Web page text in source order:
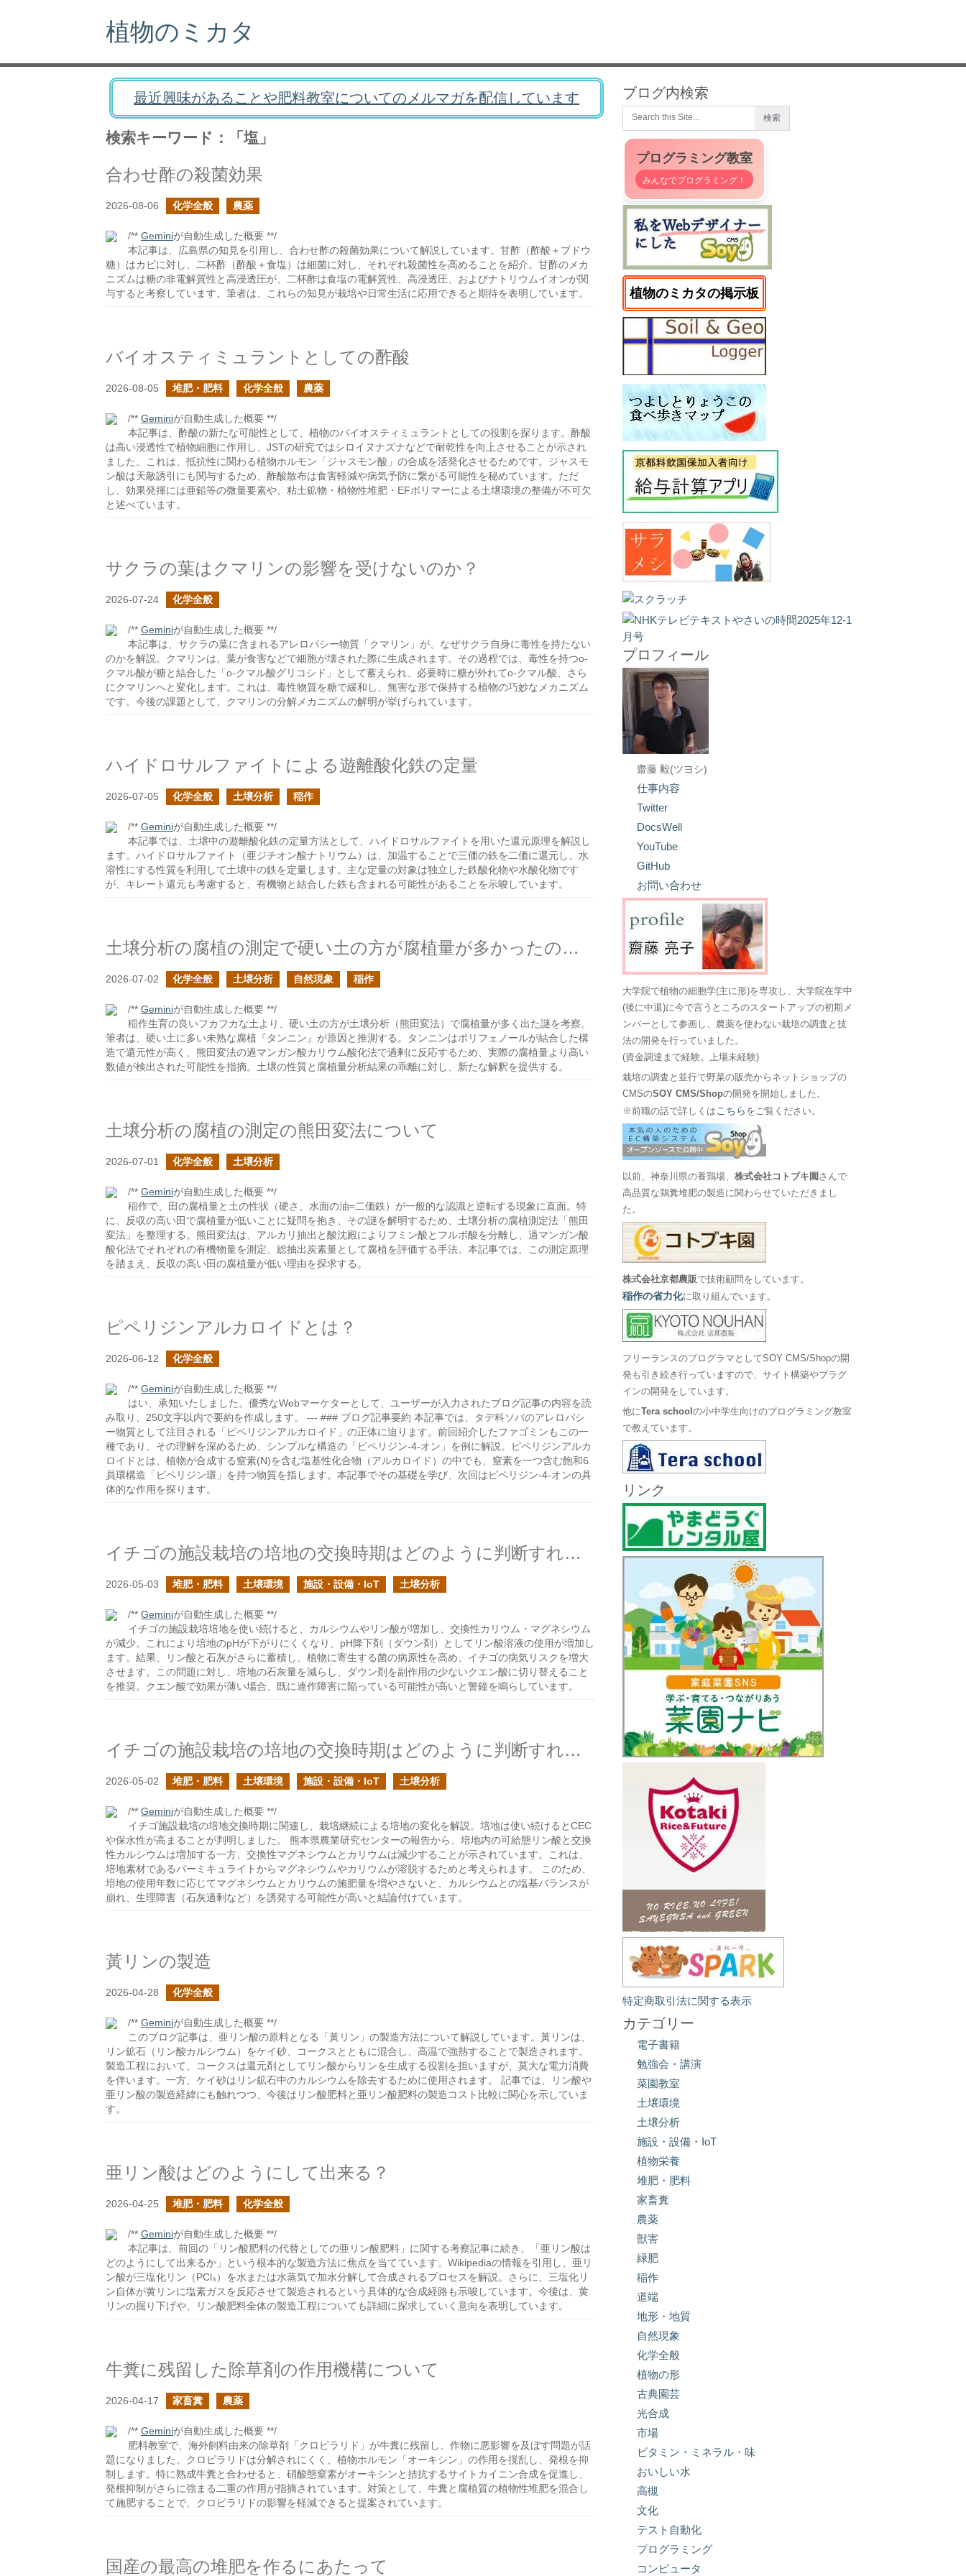
植物のミカタ
最近興味があることや肥料教室についてのメルマガを配信しています
検索キーワード：「塩」
合わせ酢の殺菌効果
2026-08-06 化学全般 農薬
/** Geminiが自動生成した概要 **/
本記事は、広島県の知見を引用し、合わせ酢の殺菌効果について解説しています。甘酢（酢酸＋ブドウ
糖）はカビに対し、二杯酢（酢酸＋食塩）は細菌に対し、それぞれ殺菌性を高めることを紹介。甘酢のメカ
ニズムは糖の非電解質性と高浸透圧が、二杯酢は食塩の電解質性、高浸透圧、およびナトリウムイオンが関
与すると考察しています。筆者は、これらの知見が栽培や日常生活に応用できると期待を表明しています。
バイオスティミュラントとしての酢酸
2026-08-05 堆肥・肥料 化学全般 農薬
/** Geminiが自動生成した概要 **/
本記事は、酢酸の新たな可能性として、植物のバイオスティミュラントとしての役割を探ります。酢酸
は高い浸透性で植物細胞に作用し、JSTの研究ではシロイヌナズナなどで耐乾性を向上させることが示され
ました。これは、抵抗性に関わる植物ホルモン「ジャスモン酸」の合成を活発化させるためです。ジャスモ
ン酸は天敵誘引にも関与するため、酢酸散布は食害軽減や病気予防に繋がる可能性を秘めています。ただ
し、効果発揮には亜鉛等の微量要素や、粘土鉱物・植物性堆肥・EFポリマーによる土壌環境の整備が不可欠
と述べています。
サクラの葉はクマリンの影響を受けないのか？
2026-07-24 化学全般
/** Geminiが自動生成した概要 **/
本記事は、サクラの葉に含まれるアレロパシー物質「クマリン」が、なぜサクラ自身に毒性を持たない
のかを解説。クマリンは、葉が食害などで細胞が壊された際に生成されます。その過程では、毒性を持つo-
クマル酸が糖と結合した「o-クマル酸グリコシド」として蓄えられ、必要時に糖が外れてo-クマル酸、さら
にクマリンへと変化します。これは、毒性物質を糖で緩和し、無害な形で保持する植物の巧妙なメカニズム
です。今後の課題として、クマリンの分解メカニズムの解明が挙げられています。
ハイドロサルファイトによる遊離酸化鉄の定量
2026-07-05 化学全般 土壌分析 稲作
/** Geminiが自動生成した概要 **/
本記事では、土壌中の遊離酸化鉄の定量方法として、ハイドロサルファイトを用いた還元原理を解説し
ます。ハイドロサルファイト（亜ジチオン酸ナトリウム）は、加温することで三価の鉄を二価に還元し、水
溶性にする性質を利用して土壌中の鉄を定量します。主な定量の対象は独立した鉄酸化物や水酸化物です
が、キレート還元も考慮すると、有機物と結合した鉄も含まれる可能性があることを示唆しています。
土壌分析の腐植の測定で硬い土の方が腐植量が多かったのは何故だろう？
2026-07-02 化学全般 土壌分析 自然現象 稲作
/** Geminiが自動生成した概要 **/
稲作生育の良いフカフカな土より、硬い土の方が土壌分析（熊田変法）で腐植量が多く出た謎を考察。
筆者は、硬い土に多い未熟な腐植『タンニン』が原因と推測する。タンニンはポリフェノールが結合した構
造で還元性が高く、熊田変法の過マンガン酸カリウム酸化法で過剰に反応するため、実際の腐植量より高い
数値が検出された可能性を指摘。土壌の性質と腐植量分析結果の乖離に対し、新たな解釈を提供する。
土壌分析の腐植の測定の熊田変法について
2026-07-01 化学全般 土壌分析
/** Geminiが自動生成した概要 **/
稲作で、田の腐植量と土の性状（硬さ、水面の油=二価鉄）が一般的な認識と逆転する現象に直面。特
に、反収の高い田で腐植量が低いことに疑問を抱き、その謎を解明するため、土壌分析の腐植測定法「熊田
変法」を整理する。熊田変法は、アルカリ抽出と酸沈殿によりフミン酸とフルボ酸を分離し、過マンガン酸
酸化法でそれぞれの有機物量を測定、総抽出炭素量として腐植を評価する手法。本記事では、この測定原理
を踏まえ、反収の高い田の腐植量が低い理由を探求する。
ピペリジンアルカロイドとは？
2026-06-12 化学全般
/** Geminiが自動生成した概要 **/
はい、承知いたしました。優秀なWebマーケターとして、ユーザーが入力されたブログ記事の内容を読
み取り、250文字以内で要約を作成します。 --- ### ブログ記事要約 本記事では、タデ科ソバのアレロパシ
ー物質として注目される「ピペリジンアルカロイド」の正体に迫ります。前回紹介したファゴミンもこの一
種であり、その理解を深めるため、シンプルな構造の「ピペリジン-4-オン」を例に解説。ピペリジンアルカ
ロイドとは、植物が合成する窒素(N)を含む塩基性化合物（アルカロイド）の中でも、窒素を一つ含む飽和6
員環構造「ピペリジン環」を持つ物質を指します。本記事でその基礎を学び、次回はピペリジン-4-オンの具
体的な作用を探ります。
イチゴの施設栽培の培地の交換時期はどのように判断すれば良い？の続きの続き
2026-05-03 堆肥・肥料 土壌環境 施設・設備・IoT 土壌分析
/** Geminiが自動生成した概要 **/
イチゴの施設栽培培地を使い続けると、カルシウムやリン酸が増加し、交換性カリウム・マグネシウム
が減少。これにより培地のpHが下がりにくくなり、pH降下剤（ダウン剤）としてリン酸溶液の使用が増加し
ます。結果、リン酸と石灰がさらに蓄積し、植物に寄生する菌の病原性を高め、イチゴの病気リスクを増大
させます。この問題に対し、培地の石灰量を減らし、ダウン剤を副作用の少ないクエン酸に切り替えること
を推奨。クエン酸で効果が薄い場合、既に連作障害に陥っている可能性が高いと警鐘を鳴らしています。
イチゴの施設栽培の培地の交換時期はどのように判断すれば良い？の続き
2026-05-02 堆肥・肥料 土壌環境 施設・設備・IoT 土壌分析
/** Geminiが自動生成した概要 **/
イチゴ施設栽培の培地交換時期に関連し、栽培継続による培地の変化を解説。培地は使い続けるとCEC
や保水性が高まることが判明しました。 熊本県農業研究センターの報告から、培地内の可給態リン酸と交換
性カルシウムは増加する一方、交換性マグネシウムとカリウムは減少することが示されています。これは、
培地素材であるバーミキュライトからマグネシウムやカリウムが溶脱するためと考えられます。 このため、
培地の使用年数に応じてマグネシウムとカリウムの施肥量を増やさないと、カルシウムとの塩基バランスが
崩れ、生理障害（石灰過剰など）を誘発する可能性が高いと結論付けています。
黃リンの製造
2026-04-28 化学全般
/** Geminiが自動生成した概要 **/
このブログ記事は、亜リン酸の原料となる「黃リン」の製造方法について解説しています。黃リンは、
リン鉱石（リン酸カルシウム）をケイ砂、コークスとともに混合し、高温で強熱することで製造されます。
製造工程において、コークスは還元剤としてリン酸からリンを生成する役割を担いますが、莫大な電力消費
を伴います。一方、ケイ砂はリン鉱石中のカルシウムを除去するために使用されます。 記事では、リン酸や
亜リン酸の製造経緯にも触れつつ、今後はリン酸肥料と亜リン酸肥料の製造コスト比較に関心を示していま
す。
亜リン酸はどのようにして出来る？
2026-04-25 堆肥・肥料 化学全般
/** Geminiが自動生成した概要 **/
本記事は、前回の「リン酸肥料の代替としての亜リン酸肥料」に関する考察記事に続き、「亜リン酸は
どのようにして出来るか」という根本的な製造方法に焦点を当てています。Wikipediaの情報を引用し、亜リ
ン酸が三塩化リン（PCl₃）を水または水蒸気で加水分解して合成されるプロセスを解説。さらに、三塩化リ
ン自体が黄リンに塩素ガスを反応させて製造されるという具体的な合成経路も示唆しています。今後は、黄
リンの掘り下げや、リン酸肥料全体の製造工程についても詳細に探求していく意向を表明しています。
牛糞に残留した除草剤の作用機構について
2026-04-17 家畜糞 農薬
/** Geminiが自動生成した概要 **/
肥料教室で、海外飼料由来の除草剤「クロピラリド」が牛糞に残留し、作物に悪影響を及ぼす問題が話
題になりました。クロピラリドは分解されにくく、植物ホルモン「オーキシン」の作用を撹乱し、発根を抑
制します。特に熟成牛糞と合わせると、硝酸態窒素がオーキシンと拮抗するサイトカイニン合成を促進し、
発根抑制がさらに強まる二重の作用が指摘されています。対策として、牛糞と腐植質の植物性堆肥を混合し
て施肥することで、クロピラリドの影響を軽減できると提案されています。
国産の最高の堆肥を作るにあたって
ブログ内検索
プログラミング教室
みんなでプログラミング！
植物のミカタの掲示板
プロフィール
齋藤 毅(ツヨシ)
仕事内容
Twitter
DocsWell
YouTube
GitHub
お問い合わせ
大学院で植物の細胞学(主に形)を専攻し、大学院在学中
(後に中退)に今で言うところのスタートアップの初期メ
ンバーとして参画し、農薬を使わない栽培の調査と技
法の開発を行っていました。
(資金調達まで経験。上場未経験)
栽培の調査と並行で野菜の販売からネットショップの
CMSのSOY CMS/Shopの開発を開始しました。
※前職の話で詳しくは こちら をご覧ください。
以前、神奈川県の養鶏場、株式会社コトブキ園 さんで
高品質な鶏糞堆肥の製造に関わらせていただきまし
た。
株式会社京都農販で技術顧問をしています。
稲作の省力化に取り組んでいます。
フリーランスのプログラマとしてSOY CMS/Shopの開
発も引き続き行っていますので、サイト構築やプラグ
インの開発をしています。
他にTera schoolの小中学生向けのプログラミング教室
で教えています。
リンク
特定商取引法に関する表示
カテゴリー
電子書籍
勉強会・講演
菜園教室
土壌環境
土壌分析
施設・設備・IoT
植物栄養
堆肥・肥料
家畜糞
農薬
獣害
緑肥
稲作
道端
地形・地質
自然現象
化学全般
植物の形
古典園芸
光合成
市場
ビタミン・ミネラル・味
おいしい水
高槻
文化
テスト自動化
プログラミング
コンピュータ